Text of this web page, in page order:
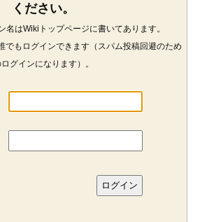
ください。
名はWikiトップページに書いてあります。
でもログインできます（スパム投稿回避のため
グインになります）。